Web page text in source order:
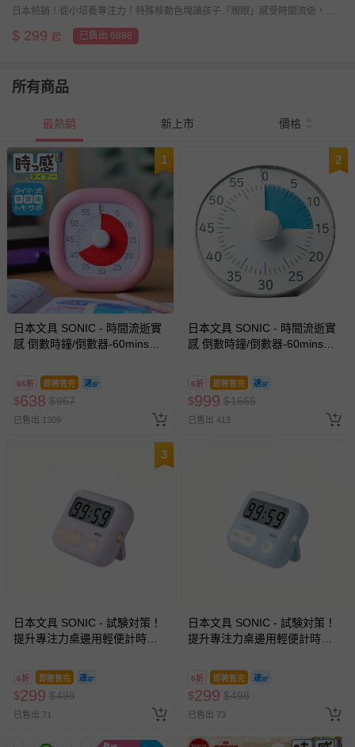
日本熱銷！從小培養專注力！特殊移動色塊讓孩子「親眼」感受時間流逝，建
$ 299 起 已售出 6898
所有商品
最熱銷 新上市 價格
1
日本文具 SONIC - 時間流逝實
感 倒數時鐘/倒數器-60mins版-
66折 即將售完
$638 $967
已售出 1309
2
日本文具 SONIC - 時間流逝實
感 倒數時鐘/倒數器-60mins版-
6折 即將售完
$999 $1665
已售出 413
3
日本文具 SONIC - 試験対策！
提升專注力桌邊用輕便計時器-
6折 即將售完
$299 $498
已售出 71
日本文具 SONIC - 試験対策！
提升專注力桌邊用輕便計時器-
6折 即將售完
$299 $498
已售出 73